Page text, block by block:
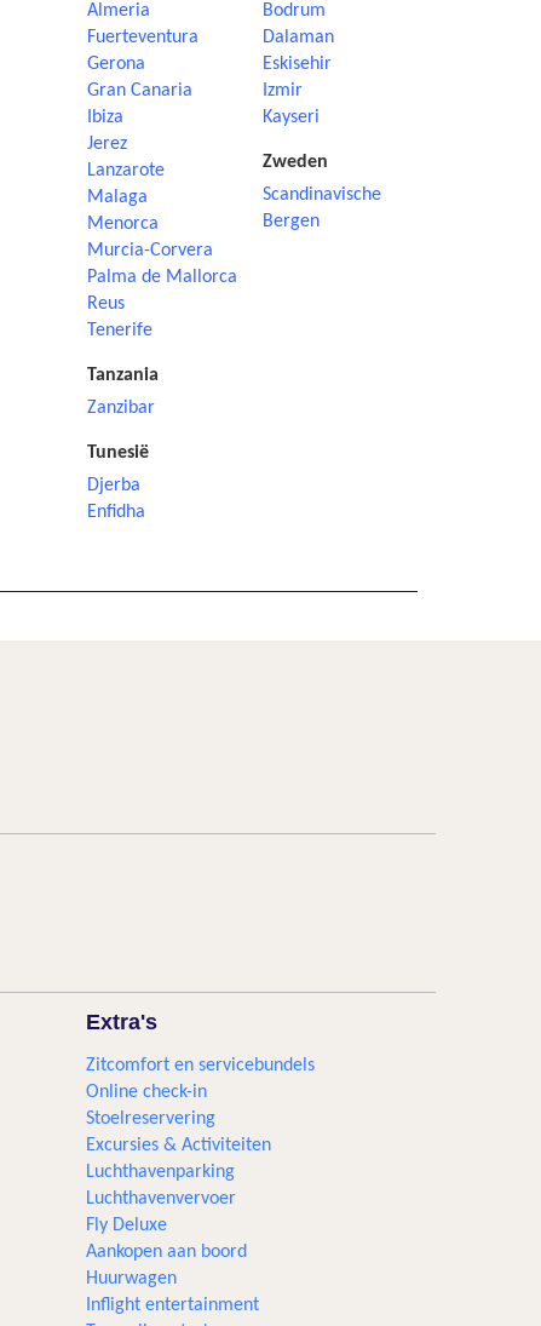
Almeria
Fuerteventura
Gerona
Gran Canaria
Ibiza
Jerez
Lanzarote
Malaga
Menorca
Murcia-Corvera
Palma de Mallorca
Reus
Tenerife
Tanzania
Zanzibar
Tunesië
Djerba
Enfidha
Bodrum
Dalaman
Eskisehir
Izmir
Kayseri
Zweden
Scandinavische
Bergen
Extra's
Zitcomfort en servicebundels
Online check-in
Stoelreservering
Excursies & Activiteiten​
Luchthavenparking
Luchthavenvervoer
Fly Deluxe
Aankopen aan boord
Huurwagen
Inflight entertainment